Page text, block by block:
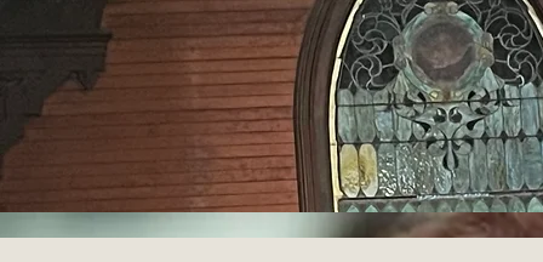
- 1974~1975고등학교 밴드부 스내어드럼 연주
- 2010~현재 일신교회 찬양팀 드러머
- 2015~2017년 다수의 교회에서 시니어난타 강사 (베델교회, 세리토스 장로교회)
- 2016~ 현재 효사랑시니어대학 난타교실 강사
- Played snare drums in the high school band from 1974 to 1975
- 2010~present Ilshin Church praise team drummer
- Senior Nanta instructor at several churches from 2015 to 2017 (Bethel Church, Cerritos
Presbyterian Church)
- 2016~Present: Nanta Class Instructor at Hyosarang Senior University